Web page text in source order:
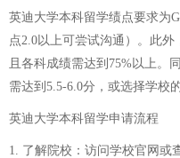
英迪大学本科留学绩点要求为
点2.0以上可尝试沟通）。此外
且各科成绩需达到75%以上。
需达到5.5-6.0分，或选择学校
英迪大学本科留学申请流程
1. 了解院校：访问学校官网或